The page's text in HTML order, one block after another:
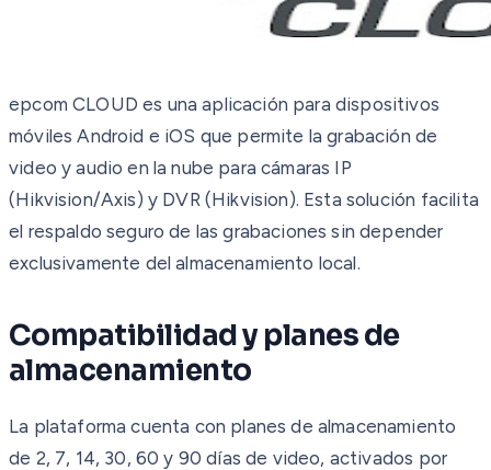
epcom CLOUD es una aplicación para dispositivos
móviles Android e iOS que permite la grabación de
video y audio en la nube para cámaras IP
(Hikvision/Axis) y DVR (Hikvision). Esta solución facilita
el respaldo seguro de las grabaciones sin depender
exclusivamente del almacenamiento local.
Compatibilidad y planes de
almacenamiento
La plataforma cuenta con planes de almacenamiento
de 2, 7, 14, 30, 60 y 90 días de video, activados por